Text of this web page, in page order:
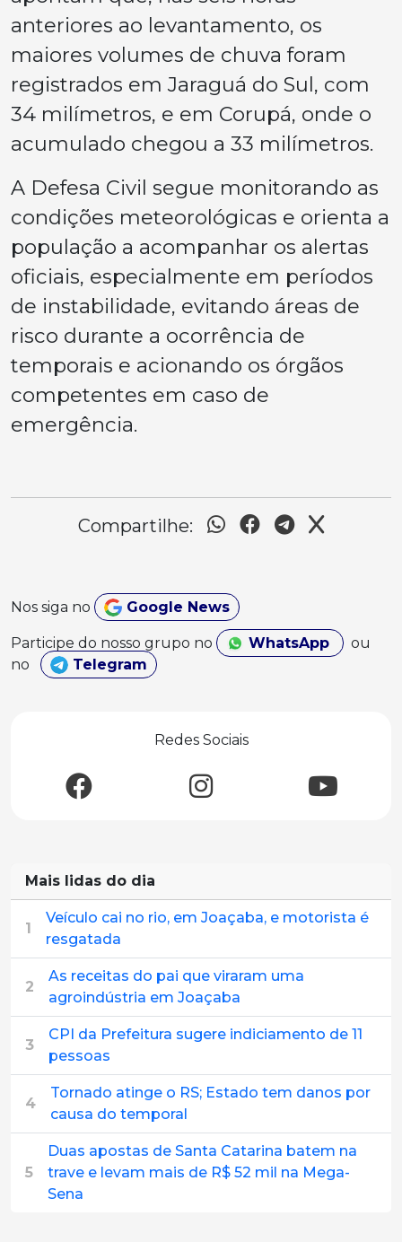
anteriores ao levantamento, os
maiores volumes de chuva foram
registrados em Jaraguá do Sul, com
34 milímetros, e em Corupá, onde o
acumulado chegou a 33 milímetros.
A Defesa Civil segue monitorando as
condições meteorológicas e orienta a
população a acompanhar os alertas
oficiais, especialmente em períodos
de instabilidade, evitando áreas de
risco durante a ocorrência de
temporais e acionando os órgãos
competentes em caso de
emergência.
Compartilhe:
Nos siga no Google News
Participe do nosso grupo no WhatsApp
ou
no
Telegram
Redes Sociais
Mais lidas do dia
1
Veículo cai no rio, em Joaçaba, e motorista é
resgatada
2
As receitas do pai que viraram uma
agroindústria em Joaçaba
3
CPI da Prefeitura sugere indiciamento de 11
pessoas
4
Tornado atinge o RS; Estado tem danos por
causa do temporal
5
Duas apostas de Santa Catarina batem na
trave e levam mais de R$ 52 mil na Mega-
Sena